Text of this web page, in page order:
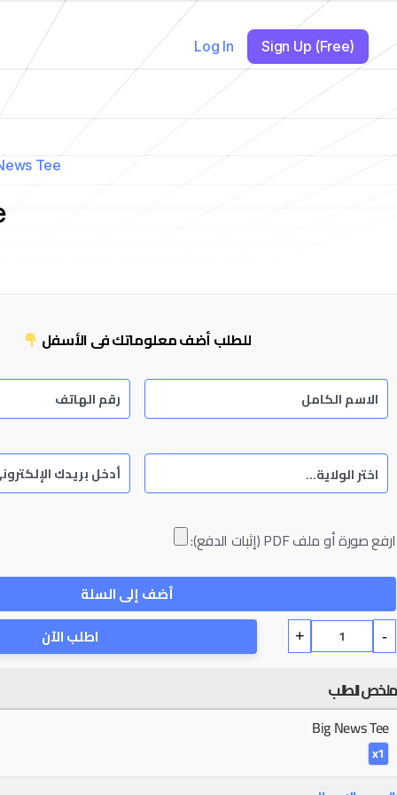
Log In Sign Up (Free)
Tee
للطلب أضف معلوماتك في الأسفل
ارفع صورة أو ملف PDF (إثبات الدفع):
أضف إلى السلة
-
+ اطلب الآن
ملخص الطلب
Big News Tee
x1